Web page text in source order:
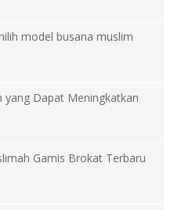
model busana muslim
yang Dapat Meningkatkan
Gamis Brokat Terbaru